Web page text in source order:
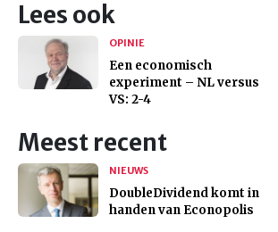
Lees ook
OPINIE
Een economisch
experiment – NL versus
VS: 2-4
Meest recent
NIEUWS
DoubleDividend komt in
handen van Econopolis